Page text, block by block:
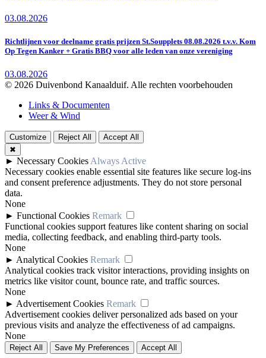
03.08.2026
Richtlijnen voor deelname gratis prijzen St.Soupplets 08.08.2026 t.v.v. Kom
Op Tegen Kanker + Gratis BBQ voor alle leden van onze vereniging
03.08.2026
© 2026 Duivenbond Kanaalduif. Alle rechten voorbehouden
Links & Documenten
Weer & Wind
Customize Reject All
Accept All
✖
► Necessary Cookies Always Active
Necessary cookies enable essential site features like secure log-ins
and consent preference adjustments. They do not store personal
data.
None
► Functional Cookies Remark
Functional cookies support features like content sharing on social
media, collecting feedback, and enabling third-party tools.
None
► Analytical Cookies Remark
Analytical cookies track visitor interactions, providing insights on
metrics like visitor count, bounce rate, and traffic sources.
None
► Advertisement Cookies Remark
Advertisement cookies deliver personalized ads based on your
previous visits and analyze the effectiveness of ad campaigns.
None
Reject All Save My Preferences Accept All